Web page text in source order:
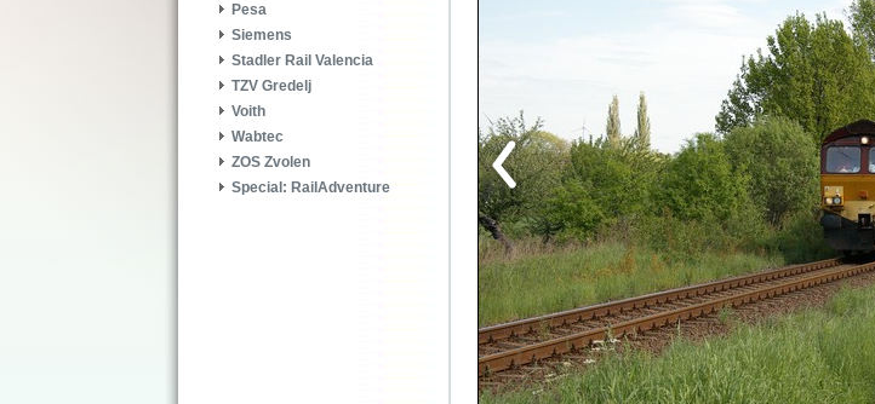
Pesa
Siemens
Stadler Rail Valencia
TZV Gredelj
Voith
Wabtec
ZOS Zvolen
Special: RailAdventure